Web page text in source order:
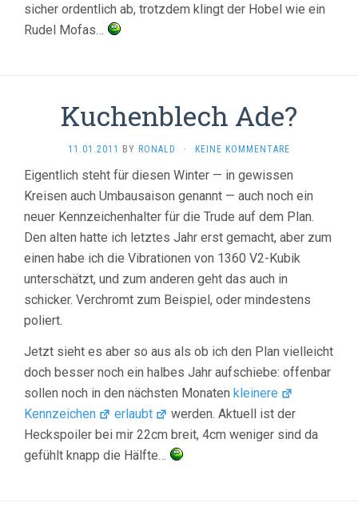
sicher ordentlich ab, trotzdem klingt der Hobel wie ein
Rudel Mofas…
Kuchenblech Ade?
11.01.2011 BY RONALD · KEINE KOMMENTARE
Eigentlich steht für diesen Winter — in gewissen
Kreisen auch Umbausaison genannt — auch noch ein
neuer Kennzeichenhalter für die Trude auf dem Plan.
Den alten hatte ich letztes Jahr erst gemacht, aber zum
einen habe ich die Vibrationen von 1360 V2-Kubik
unterschätzt, und zum anderen geht das auch in
schicker. Verchromt zum Beispiel, oder mindestens
poliert.
Jetzt sieht es aber so aus als ob ich den Plan vielleicht
doch besser noch ein halbes Jahr aufschiebe: offenbar
sollen noch in den nächsten Monaten kleinere
Kennzeichen
erlaubt
werden. Aktuell ist der
Heckspoiler bei mir 22cm breit, 4cm weniger sind da
gefühlt knapp die Hälfte…